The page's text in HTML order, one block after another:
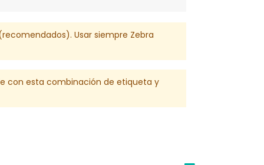
Usar siempre Zebra
con esta combinación de etiqueta y